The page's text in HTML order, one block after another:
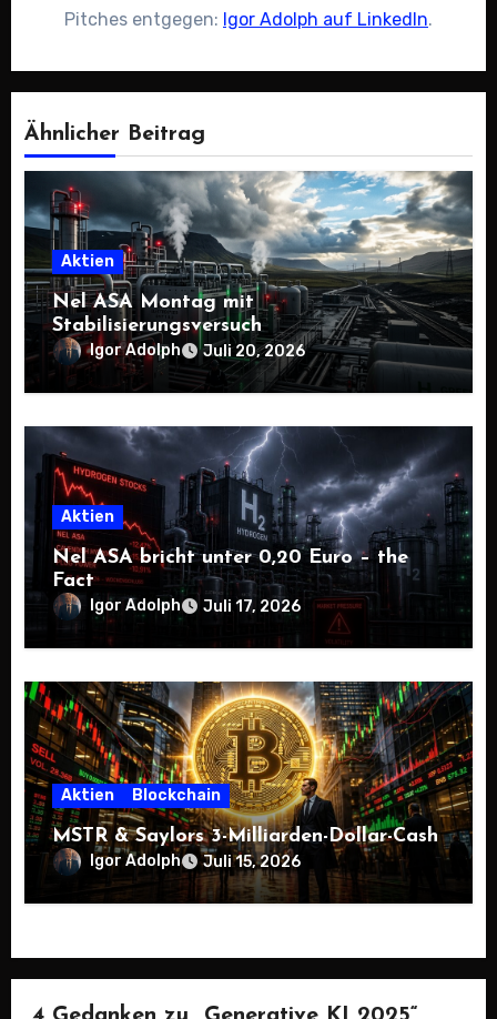
Pitches entgegen: Igor Adolph auf LinkedIn.
Ähnlicher Beitrag
Aktien
Nel ASA Montag mit
Stabilisierungsversuch
Igor Adolph Juli 20, 2026
Aktien
Nel ASA bricht unter 0,20 Euro – the
Fact
Igor Adolph Juli 17, 2026
Aktien Blockchain
MSTR & Saylors 3-Milliarden-Dollar-Cash
Igor Adolph Juli 15, 2026